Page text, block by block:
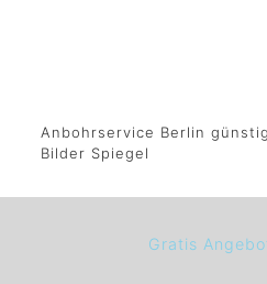
Anbohrservice Berlin
Bilder Spiegel
Gratis